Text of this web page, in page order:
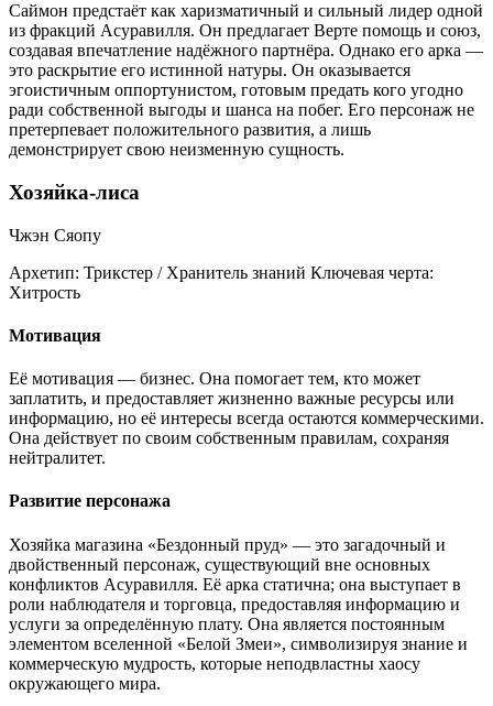
Саймон предстаёт как харизматичный и сильный лидер одной
из фракций Асуравилля. Он предлагает Верте помощь и союз,
создавая впечатление надёжного партнёра. Однако его арка —
это раскрытие его истинной натуры. Он оказывается
эгоистичным оппортунистом, готовым предать кого угодно
ради собственной выгоды и шанса на побег. Его персонаж не
претерпевает положительного развития, а лишь
демонстрирует свою неизменную сущность.
Хозяйка-лиса
Чжэн Сяопу
Архетип: Трикстер / Хранитель знаний Ключевая черта:
Хитрость
Мотивация
Её мотивация — бизнес. Она помогает тем, кто может
заплатить, и предоставляет жизненно важные ресурсы или
информацию, но её интересы всегда остаются коммерческими.
Она действует по своим собственным правилам, сохраняя
нейтралитет.
Развитие персонажа
Хозяйка магазина «Бездонный пруд» — это загадочный и
двойственный персонаж, существующий вне основных
конфликтов Асуравилля. Её арка статична; она выступает в
роли наблюдателя и торговца, предоставляя информацию и
услуги за определённую плату. Она является постоянным
элементом вселенной «Белой Змеи», символизируя знание и
коммерческую мудрость, которые неподвластны хаосу
окружающего мира.